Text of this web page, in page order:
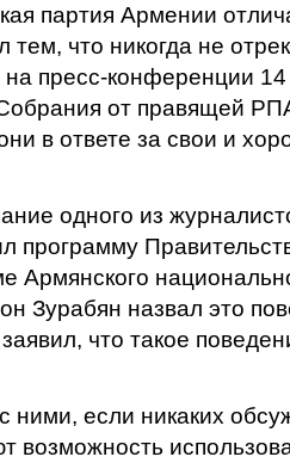
партия Армении
тем, что никогда не
пресс-конференции 14
от правящей
в ответе за свои и
одного из
программу
Армянского
Зурабян назвал это
что такое
ними, если никаких
возможность